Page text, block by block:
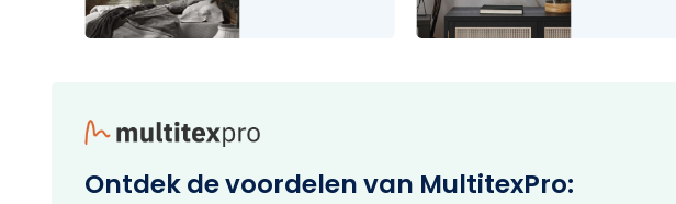
Ontdek de voordelen van MultitexPro: